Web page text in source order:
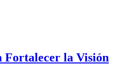
Fortalecer la Visión